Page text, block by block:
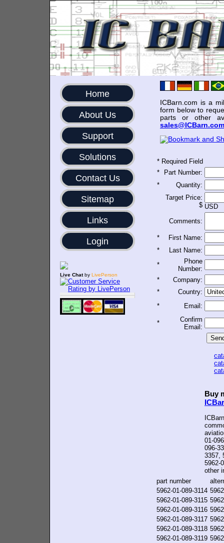
Home
About Us
Support
Solutions
Contact Us
Sitemap
Links
Login
Live Chatby LivePerson
ICBarn.com is a
form below to
parts or other
sales@ICBarn.com
* Required Field
*
Part Number:
*
Quantity:
Target Price:
$ USD
Comments:
*
First Name:
*
Last Name:
*
Phone
Number:
*
Company:
*
Country:
*
Email:
*
Confirm
Email:
Buy
01-
096-
3357,
5962-
other
part number
5962-01-089-3114
5962-01-089-3115
5962-01-089-3116
5962-01-089-3117
5962-01-089-3118
5962-01-089-3119